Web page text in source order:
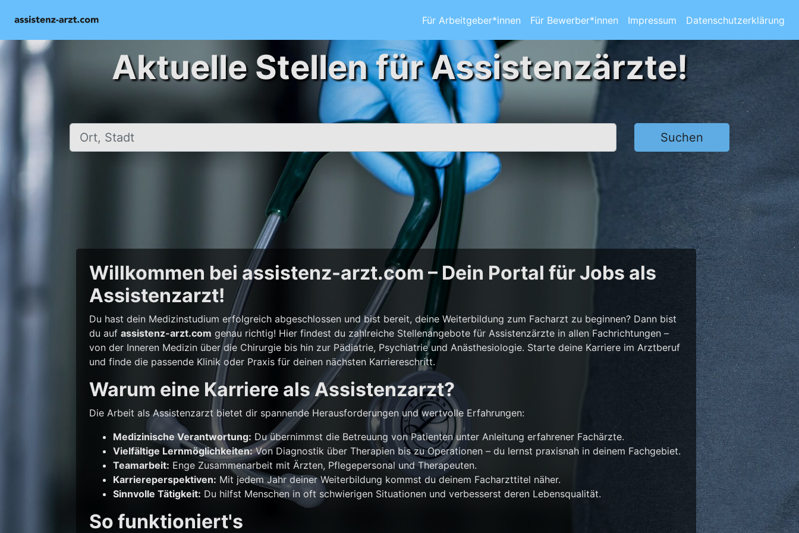
Für Arbeitgeber*innen Für Bewerber*innen Impressum Datenschutzerklärung
Aktuelle Stellen für Assistenzärzte!
Ort, Stadt Suchen
Willkommen bei assistenz-arzt.com – Dein Portal für Jobs als
Assistenzarzt!
Du hast dein Medizinstudium erfolgreich abgeschlossen und bist bereit, deine Weiterbildung zum Facharzt zu beginnen? Dann bist
du aufassistenz-arzt.com genau richtig! Hier findest du zahlreiche Stellenangebote für Assistenzärzte in allen Fachrichtungen –
von der Inneren Medizin über die Chirurgie bis hin zur Pädiatrie, Psychiatrie und Anästhesiologie. Starte deine Karriere im Arztberuf
und finde die passende Klinik oder Praxis für deinen nächsten Karriereschritt.
Warum eine Karriere als Assistenzarzt?
Die Arbeit als Assistenzarzt bietet dir spannende Herausforderungen und wertvolle Erfahrungen:
Medizinische Verantwortung: Du übernimmst die Betreuung von Patienten unter Anleitung erfahrener Fachärzte.
Vielfältige Lernmöglichkeiten:Von Diagnostik über Therapien bis zu Operationen – du lernst praxisnah in deinem Fachgebiet.
Teamarbeit: Enge Zusammenarbeit mit Ärzten, Pflegepersonal und Therapeuten.
Karriereperspektiven: Mit jedem Jahr deiner Weiterbildung kommst du deinem Facharzttitel näher.
Sinnvolle Tätigkeit: Du hilfst Menschen in oft schwierigen Situationen und verbesserst deren Lebensqualität.
So funktioniert's